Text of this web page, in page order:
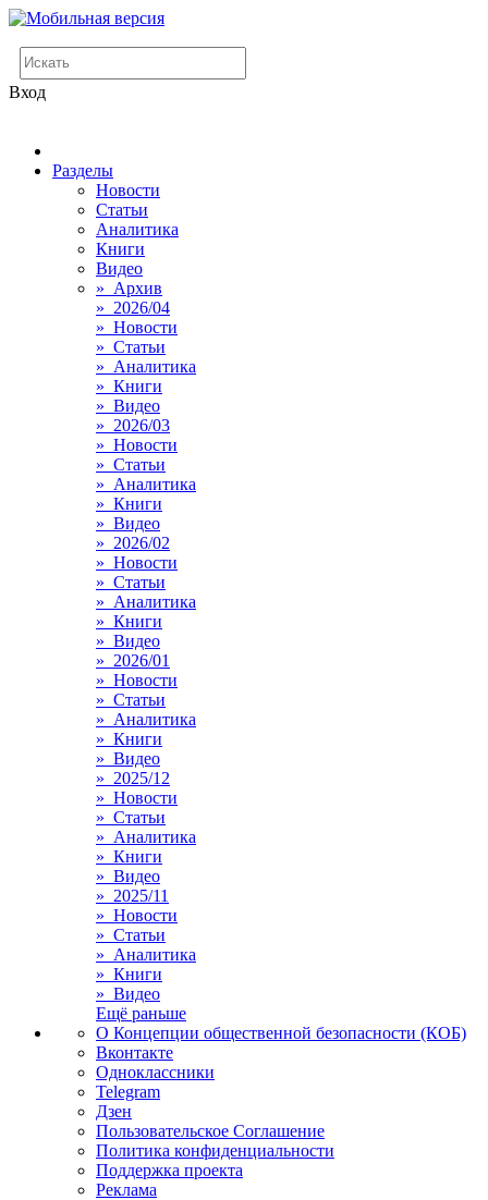
Вход
Разделы
Новости
Статьи
Аналитика
Книги
Видео
» Архив
» 2026/04
» Новости
» Статьи
» Аналитика
» Книги
» Видео
» 2026/03
» Новости
» Статьи
» Аналитика
» Книги
» Видео
» 2026/02
» Новости
» Статьи
» Аналитика
» Книги
» Видео
» 2026/01
» Новости
» Статьи
» Аналитика
» Книги
» Видео
» 2025/12
» Новости
» Статьи
» Аналитика
» Книги
» Видео
» 2025/11
» Новости
» Статьи
» Аналитика
» Книги
» Видео
Ещё раньше
О Концепции общественной безопасности (КОБ)
Вконтакте
Одноклассники
Telegram
Дзен
Пользовательское Соглашение
Политика конфиденциальности
Поддержка проекта
Реклама